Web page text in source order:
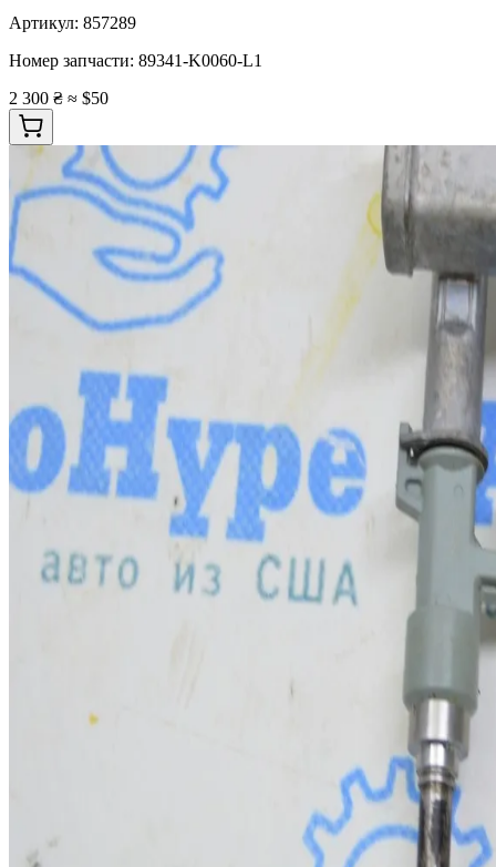
Артикул: 857289
Номер запчасти: 89341-K0060-L1
2 300 ₴ ≈ $50